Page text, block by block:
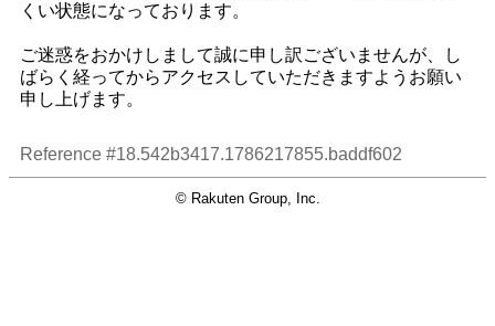
くい状態になっております。
ご迷惑をおかけしまして誠に申し訳ございませんが、し
ばらく経ってからアクセスしていただきますようお願い
申し上げます。
Reference #18.542b3417.1786217855.baddf602
© Rakuten Group, Inc.